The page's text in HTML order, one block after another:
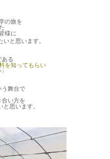
の旅を
様に
と思います。
ある
を知ってもらい
〉
う舞台で
合い方を
思います。